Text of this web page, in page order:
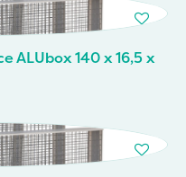
ALUbox 140 x 16,5 x